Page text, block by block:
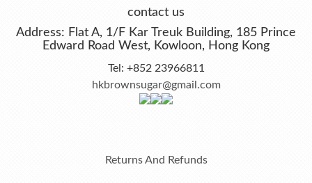
contact us
Address: Flat A, 1/F Kar Treuk Building, 185 Prince
Edward Road West, Kowloon, Hong Kong
Tel: +852 23966811
hkbrownsugar@gmail.com
Returns And Refunds